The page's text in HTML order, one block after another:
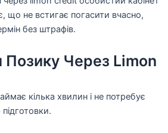
що не встигає погасити вчасно,
без штрафів.
Через Limon
кілька хвилин і не потребує